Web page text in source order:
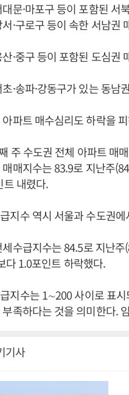
대문·마포구 등이 포함된
서·구로구 등이 속한 서남
산·중구 등이 포함된 도심
초·송파·강동구가 있는 동
파트 매수심리도 하락을
주 수도권 전체 아파트 매
매지수는 83.9로 지난주
트 내렸다.
지수 역시 서울과 수도권
수급지수는 84.5로 지난
다 1.0포인트 하락했다.
지수는 1∼200 사이로 표
족하다는 것을 의미한다.
기사